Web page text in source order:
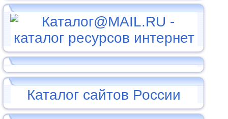
Каталог сайтов России